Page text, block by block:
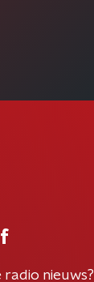
nieuws?